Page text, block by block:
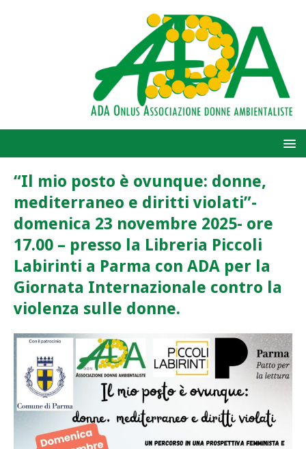
“Il mio posto è ovunque: donne,
mediterraneo e diritti violati”-
domenica 23 novembre 2025- ore
17.00 – presso la Libreria Piccoli
Labirinti a Parma con ADA per la
Giornata Internazionale contro la
violenza sulle donne.